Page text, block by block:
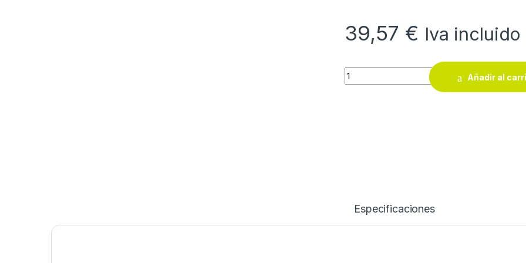
39,57 € Iva incluido
Kit soplete gas 108 L Butsir SBCB5021
Añadir al
Especificaciones